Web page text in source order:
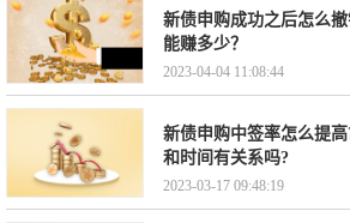
新债申购成功之后怎么
能赚多少？
2023-04-04 11:08:44
新债申购中签率怎么提
和时间有关系吗?
2023-03-17 09:48:19